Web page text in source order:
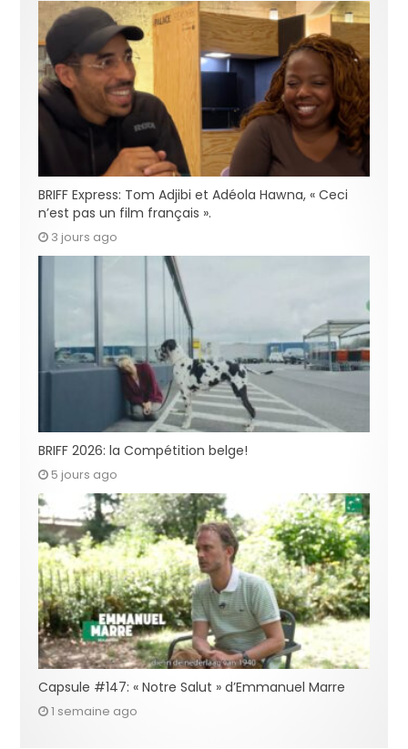
BRIFF Express: Tom Adjibi et Adéola Hawna, « Ceci
n’est pas un film français ».
3 jours ago
BRIFF 2026: la Compétition belge!
5 jours ago
Capsule #147: « Notre Salut » d’Emmanuel Marre
1 semaine ago